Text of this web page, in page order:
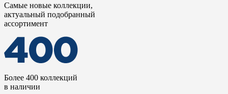
Самые новые коллекции,
актуальный подобранный
ассортимент
Более 400 коллекций
в наличии